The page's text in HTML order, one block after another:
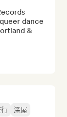
深屋
dance
&